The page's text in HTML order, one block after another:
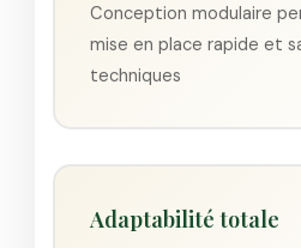
Conception modulaire
mise en place rapide et
techniques
Adaptabilité totale